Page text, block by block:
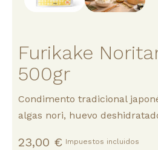
Furikake
500gr
Condimento tradicional
algas nori, huevo
23,00 € Impuestos incluidos